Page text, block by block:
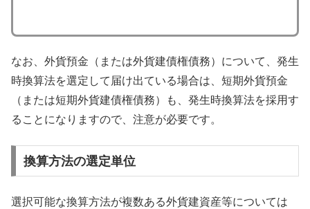
なお、外貨預金（または外貨建債権債務）について、発生
時換算法を選定して届け出ている場合は、短期外貨預金
（または短期外貨建債権債務）も、発生時換算法を採用す
ることになりますので、注意が必要です。
換算方法の選定単位
選択可能な換算方法が複数ある外貨建資産等については